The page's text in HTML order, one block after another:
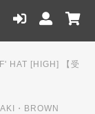
HAT [HIGH] 【受
・BROWN